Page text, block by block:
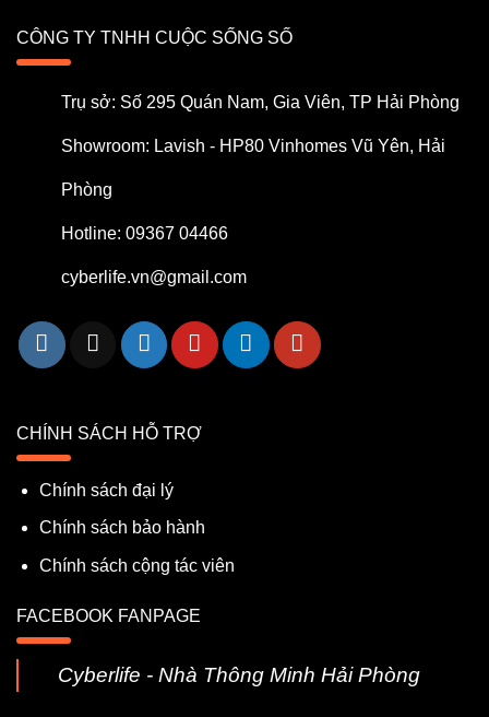
CÔNG TY TNHH CUỘC SỐNG SỐ
Trụ sở: Số 295 Quán Nam, Gia Viên, TP Hải Phòng
Showroom: Lavish - HP80 Vinhomes Vũ Yên, Hải
Phòng
Hotline: 09367 04466
cyberlife.vn@gmail.com
CHÍNH SÁCH HỖ TRỢ
Chính sách đại lý
Chính sách bảo hành
Chính sách cộng tác viên
FACEBOOK FANPAGE
Cyberlife - Nhà Thông Minh Hải Phòng